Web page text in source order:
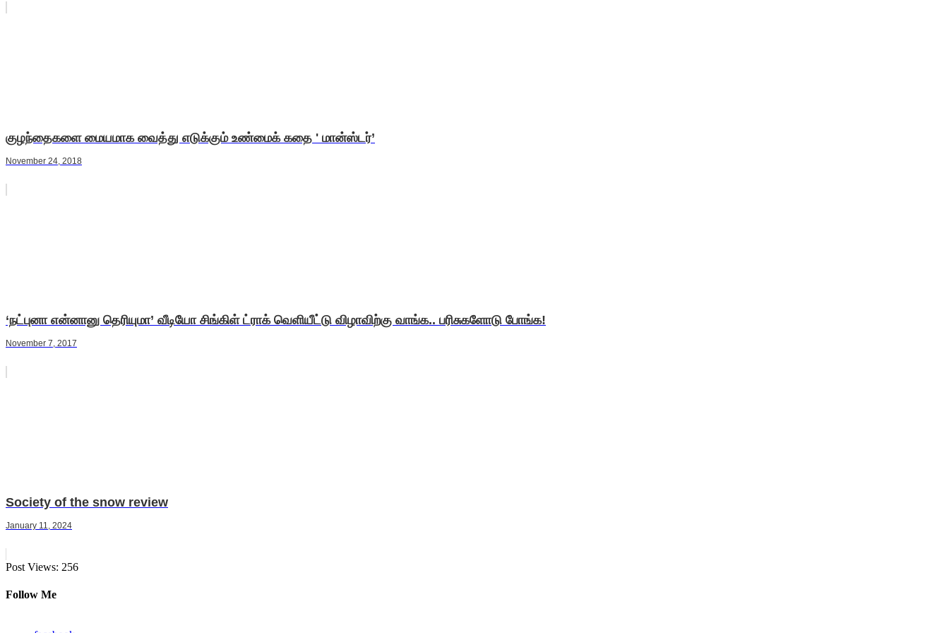
குழந்தைகளை மையமாக வைத்து எடுக்கும் உண்மைக் கதை ' மான்ஸ்டர்’
November 24, 2018
‘நட்புனா என்னானு தெரியுமா’ வீடியோ சிங்கிள் ட்ராக் வெளியீட்டு விழாவிற்கு வாங்க.. பரிசுகளோடு போங்க!
November 7, 2017
Society of the snow review
January 11, 2024
Post Views: 256
Follow Me